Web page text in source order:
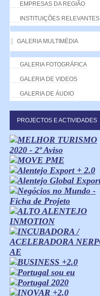
EMPRESAS DA REGIÃO
INSTITUIÇÕES RELEVANTES
GALERIA MULTIMÉDIA
GALERIA FOTOGRÁFICA
GALERIA DE VIDEOS
GALERIA DE ÁUDIO
PROJECTOS E ACTIVIDADES